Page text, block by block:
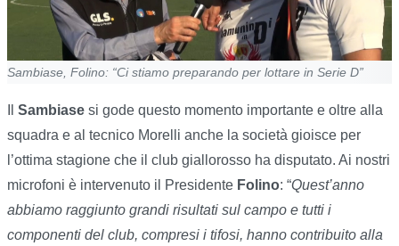
Sambiase, Folino: “Ci stiamo preparando per lottare in Serie D”
Sambiase si gode questo momento importante e oltre alla
squadra e al tecnico Morelli anche la società gioisce per
l’ottima stagione che il club giallorosso ha disputato. Ai nostri
microfoni è intervenuto il Presidente Folino: “Quest’anno
abbiamo raggiunto grandi risultati sul campo e tutti i
componenti del club, compresi i tifosi, hanno contribuito alla